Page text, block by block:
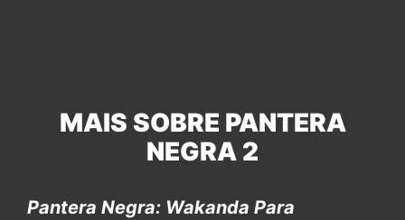
MAIS SOBRE PANTERA
NEGRA 2
Pantera Negra: Wakanda Para